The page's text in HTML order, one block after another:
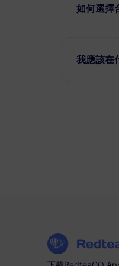
如何選擇
我應該在